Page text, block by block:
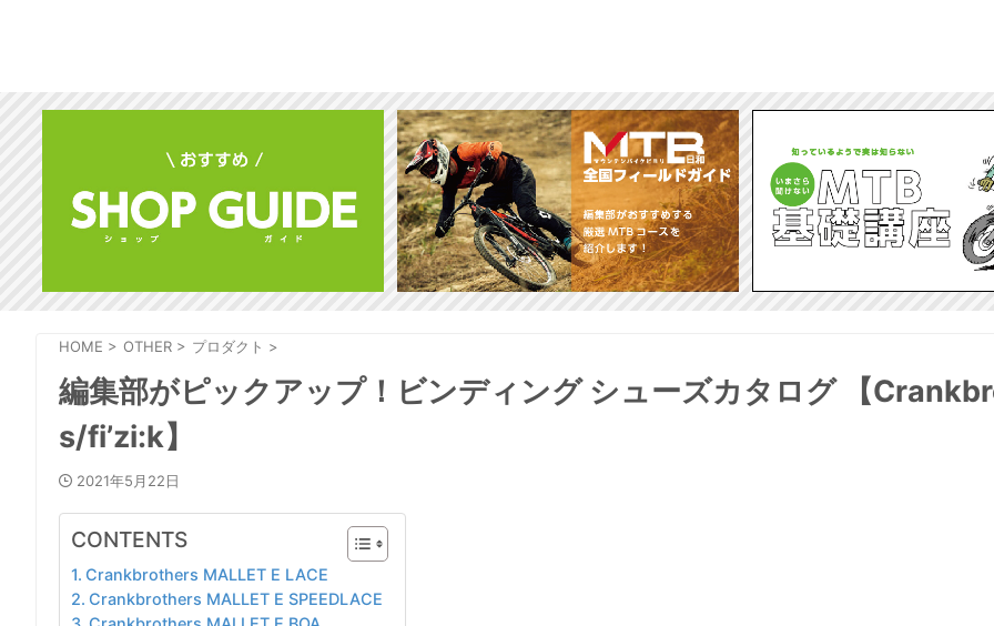
HOME > OTHER > プロダクト >
編集部がピックアップ！ビンディング シューズカタログ 【
s/fi’zi:k】
2021年5月22日
CONTENTS
Crankbrothers MALLET E LACE
Crankbrothers MALLET E SPEEDLACE